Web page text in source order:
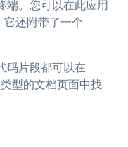
端。您可以在此应用
还附带了一个
码片段都可以在
型的文档页面中找